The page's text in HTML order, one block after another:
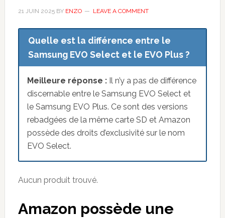
?
21 JUIN 2025BY ENZO LEAVE A COMMENT
Quelle est la différence entre le
Samsung EVO Select et le EVO Plus ?
Meilleure réponse :Il n’y a pas de différence
discernable entre le Samsung EVO Select et
le Samsung EVO Plus. Ce sont des versions
rebadgées de la même carte SD et Amazon
possède des droits d’exclusivité sur le nom
EVO Select.
Aucun produit trouvé.
Amazon possède une